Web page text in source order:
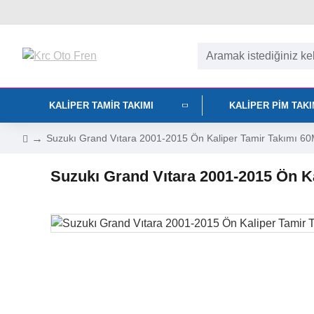
KALIPER TAMIR TAKIMI KALIPER PIM
Suzukı Grand Vıtara 2001-2015 Ön Kaliper Tamir Takımı
Suzukı Grand Vıtara 2001-2015 Ön